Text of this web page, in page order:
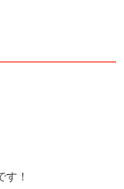
！